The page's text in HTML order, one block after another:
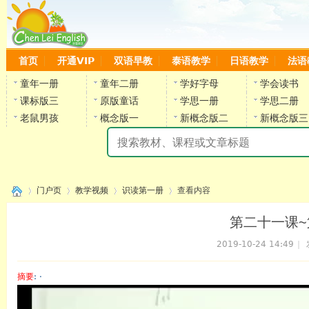
首页 开通VIP 双语早教 泰语教学 日语教学 法语
童年一册 童年二册 学好字母
学会读书
课标版三
原版童话 学思一册
学思二册
老鼠男孩
概念版一 新概念版二 新概念版三
陈雷
门户页 教学视频 识读第一册 查看内容
第二十一课
2019-10-24 14:49
摘要: ·